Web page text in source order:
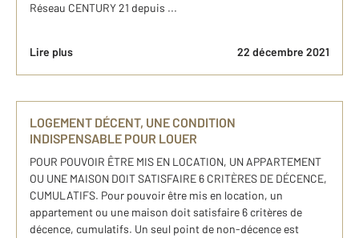
Réseau CENTURY 21 depuis ...
Lire plus 22 décembre 2021
LOGEMENT DÉCENT, UNE CONDITION
INDISPENSABLE POUR LOUER
POUR POUVOIR ÊTRE MIS EN LOCATION, UN APPARTEMENT
OU UNE MAISON DOIT SATISFAIRE 6 CRITÈRES DE DÉCENCE,
CUMULATIFS. Pour pouvoir être mis en location, un
appartement ou une maison doit satisfaire 6 critères de
décence, cumulatifs. Un seul point de non-décence est